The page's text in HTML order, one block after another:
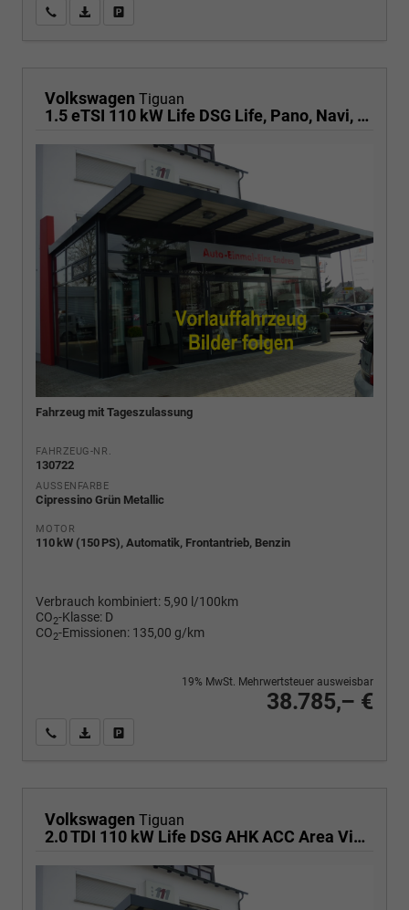
Wir rufen Sie anPDF-Fahrzeugexposé drucken
Volkswagen Tiguan
1.5 eTSI 110 kW Life DSG Life, Pano, Navi, EasyOpen, LED-Plus, 5 J.-Garantie
Fahrzeug mit Tageszulassung
FAHRZEUG-NR.
130722
AUSSENFARBE
Cipressino Grün Metallic
MOTOR
110 kW (150 PS), Automatik, Frontantrieb, Benzin
Verbrauch kombiniert: 5,90 l/100km
CO2-Klasse: D
CO2-Emissionen: 135,00 g/km
38.785,– €
19% MwSt. Mehrwertsteuer ausweisbar
Wir rufen Sie anPDF-Fahrzeugexposé drucken
Volkswagen Tiguan
2.0 TDI 110 kW Life DSG AHK ACC Area View Travel